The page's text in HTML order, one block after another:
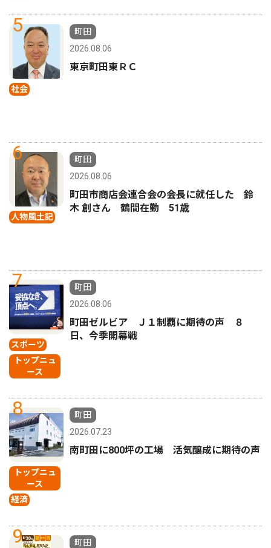
5
社会
町田
2026.08.06
東京町田東ＲＣ
6
人物風土記
町田
2026.08.06
町田市商店会連合会の会長に就任した 鈴
木 創さん 鶴間在勤 51歳
7
スポーツ
トップニュ
ース
町田
2026.08.06
町田ゼルビア Ｊ１制覇に期待の声 ８
日、今季開幕戦
8
トップニュ
ース
経済
町田
2026.07.23
南町田に800坪の工場 活気醸成に期待の声
9
町田